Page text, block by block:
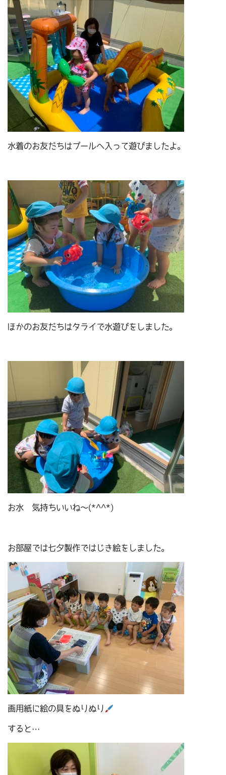
水着のお友だちはプールへ入って遊びましたよ。
ほかのお友だちはタライで水遊びをしました。
お水 気持ちいいね～(*^^*)
お部屋では七夕製作ではじき絵をしました。
画用紙に絵の具をぬりぬり
すると…